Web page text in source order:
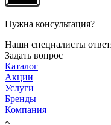
Нужна консультация?
Наши специалисты
Задать вопрос
Каталог
Акции
Услуги
Бренды
Компания